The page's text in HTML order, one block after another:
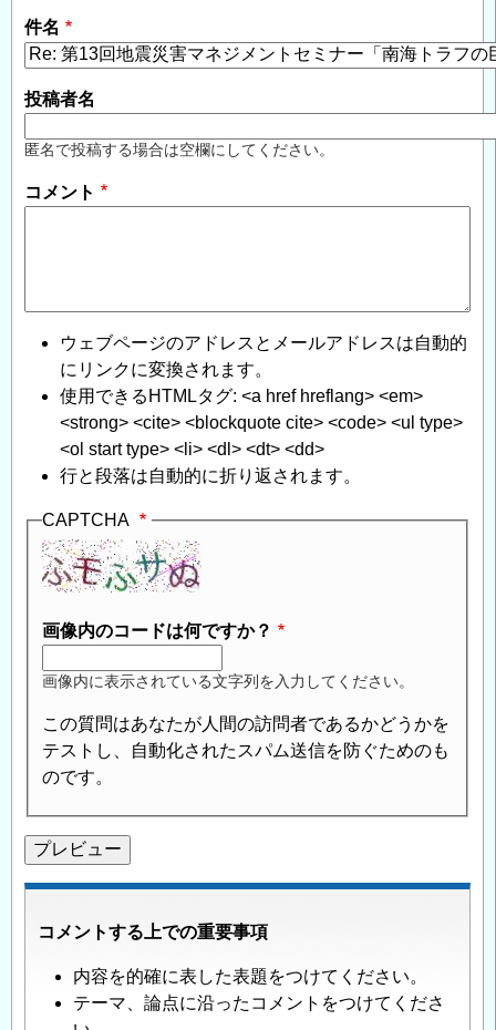
件名
投稿者名
匿名で投稿する場合は空欄にしてください。
コメント
ウェブページのアドレスとメールアドレスは自動的
にリンクに変換されます。
使用できるHTMLタグ: <a href hreflang> <em>
<strong> <cite> <blockquote cite> <code> <ul type>
<ol start type> <li> <dl> <dt> <dd>
行と段落は自動的に折り返されます。
CAPTCHA
画像内のコードは何ですか？
画像内に表示されている文字列を入力してください。
この質問はあなたが人間の訪問者であるかどうかを
テストし、自動化されたスパム送信を防ぐためのも
のです。
コメントする上での重要事項
内容を的確に表した表題をつけてください。
テーマ、論点に沿ったコメントをつけてくださ